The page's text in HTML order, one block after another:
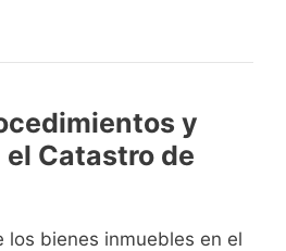
y
Catastro de
los bienes inmuebles en el